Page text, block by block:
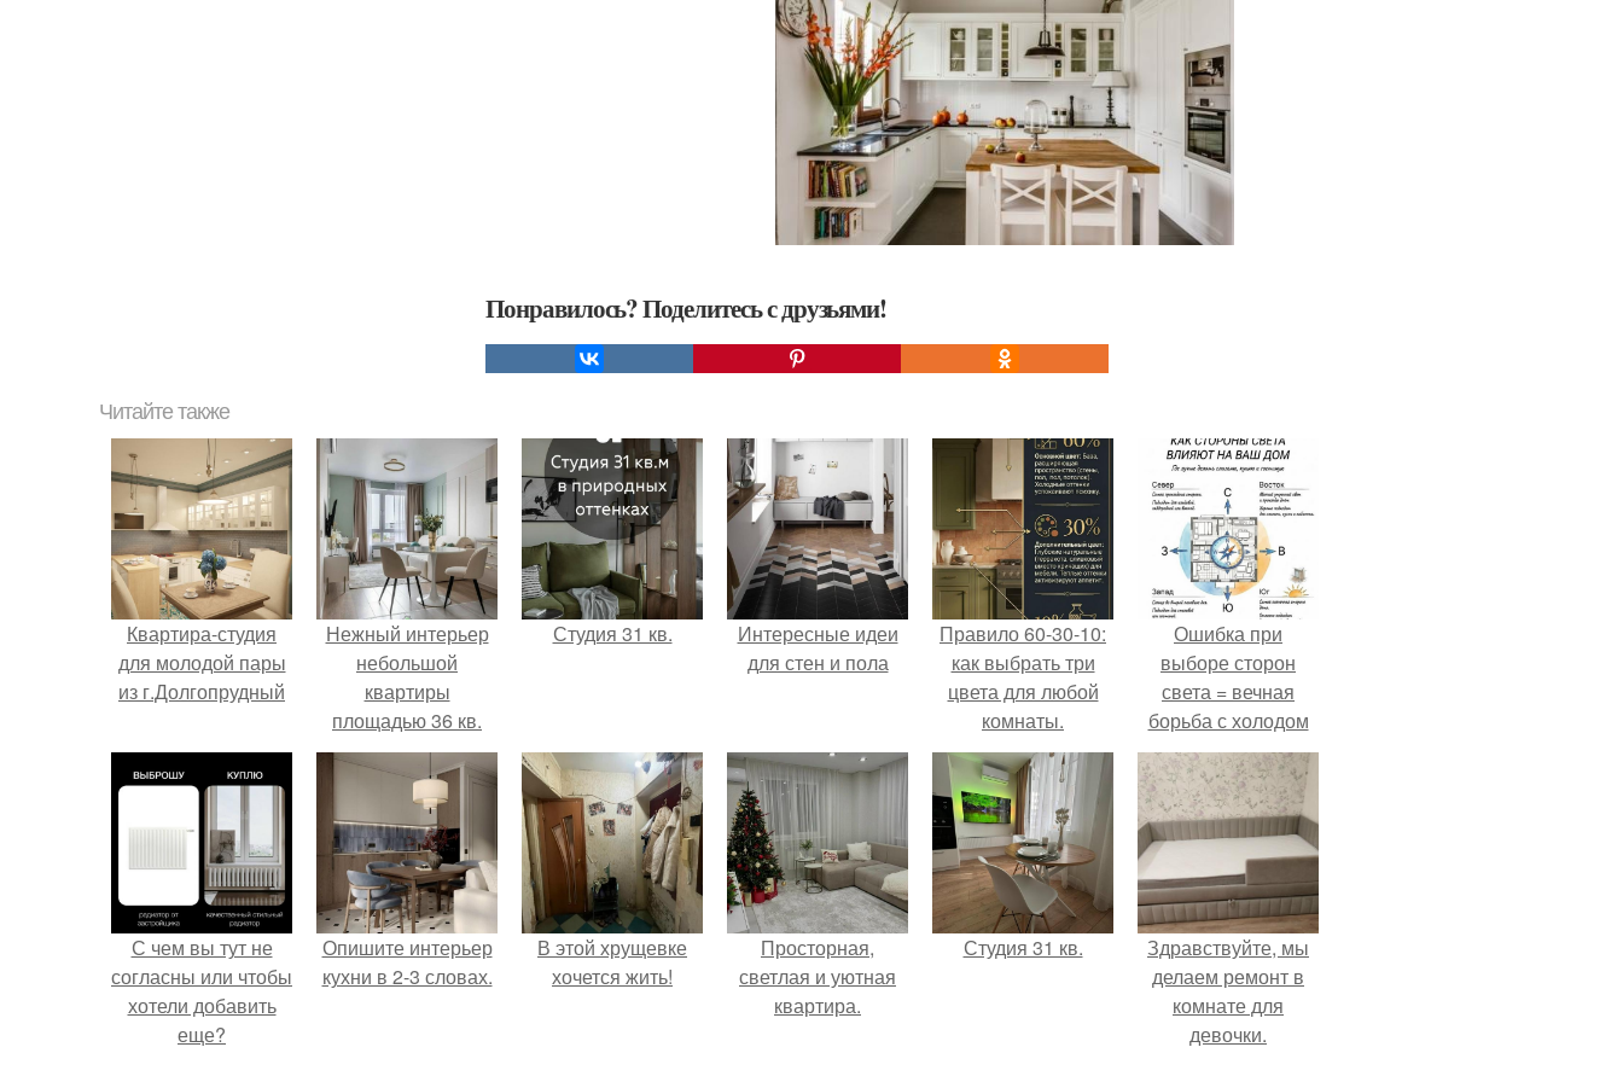
Понравилось? Поделитесь с друзьями!
Читайте также
Квартира-студия
для молодой пары
из г.Долгопрудный
Нежный интерьер
небольшой
квартиры
площадью 36 кв.
Студия 31 кв.
Интересные идеи
для стен и пола
Правило 60-30-10:
как выбрать три
цвета для любой
комнаты.
Ошибка при
выборе сторон
света = вечная
борьба с холодом
или светом.
С чем вы тут не
согласны или чтобы
хотели добавить
еще?
Опишите интерьер
кухни в 2-3 словах.
В этой хрущевке
хочется жить!
Просторная,
светлая и уютная
квартира.
Студия 31 кв.
Здравствуйте, мы
делаем ремонт в
комнате для
девочки.